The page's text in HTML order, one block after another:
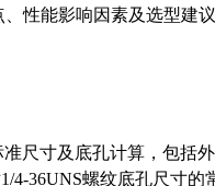
性能影响因素及选型建
尺寸及底孔计算，包括
4-36UNS螺纹底孔尺寸